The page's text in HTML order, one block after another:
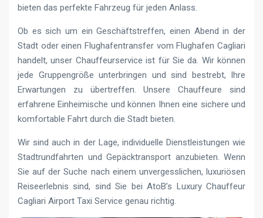
bieten das perfekte Fahrzeug für jeden Anlass.
Ob es sich um ein Geschäftstreffen, einen Abend in der
Stadt oder einen Flughafentransfer vom Flughafen Cagliari
handelt, unser Chauffeurservice ist für Sie da. Wir können
jede Gruppengröße unterbringen und sind bestrebt, Ihre
Erwartungen zu übertreffen. Unsere Chauffeure sind
erfahrene Einheimische und können Ihnen eine sichere und
komfortable Fahrt durch die Stadt bieten.
Wir sind auch in der Lage, individuelle Dienstleistungen wie
Stadtrundfahrten und Gepäcktransport anzubieten. Wenn
Sie auf der Suche nach einem unvergesslichen, luxuriösen
Reiseerlebnis sind, sind Sie bei AtoB’s Luxury Chauffeur
Cagliari Airport Taxi Service genau richtig.